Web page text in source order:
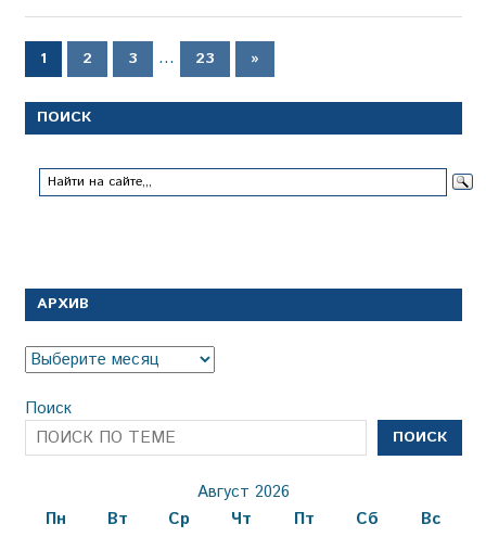
Пагинация
1 2 3 … 23
Следующие
записи
»
ПОИСК
АРХИВ
Архив
Поиск
ПОИСК
Август 2026
Пн
Вт Ср Чт Пт Сб
Вс